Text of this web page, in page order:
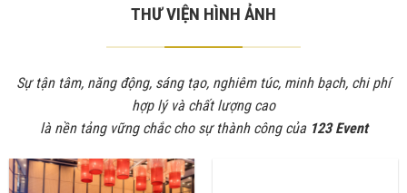
THƯ VIỆN HÌNH ẢNH
Sự tận tâm, năng động, sáng tạo, nghiêm túc, minh bạch, chi phí
hợp lý và chất lượng cao
là nền tảng vững chắc cho sự thành công của 123 Event